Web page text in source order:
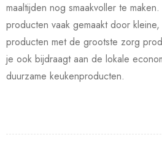
maaltijden nog smaakvoller te
producten vaak gemaakt door
producten met de grootste zorg
je ook bijdraagt aan de lokale
duurzame keukenproducten.